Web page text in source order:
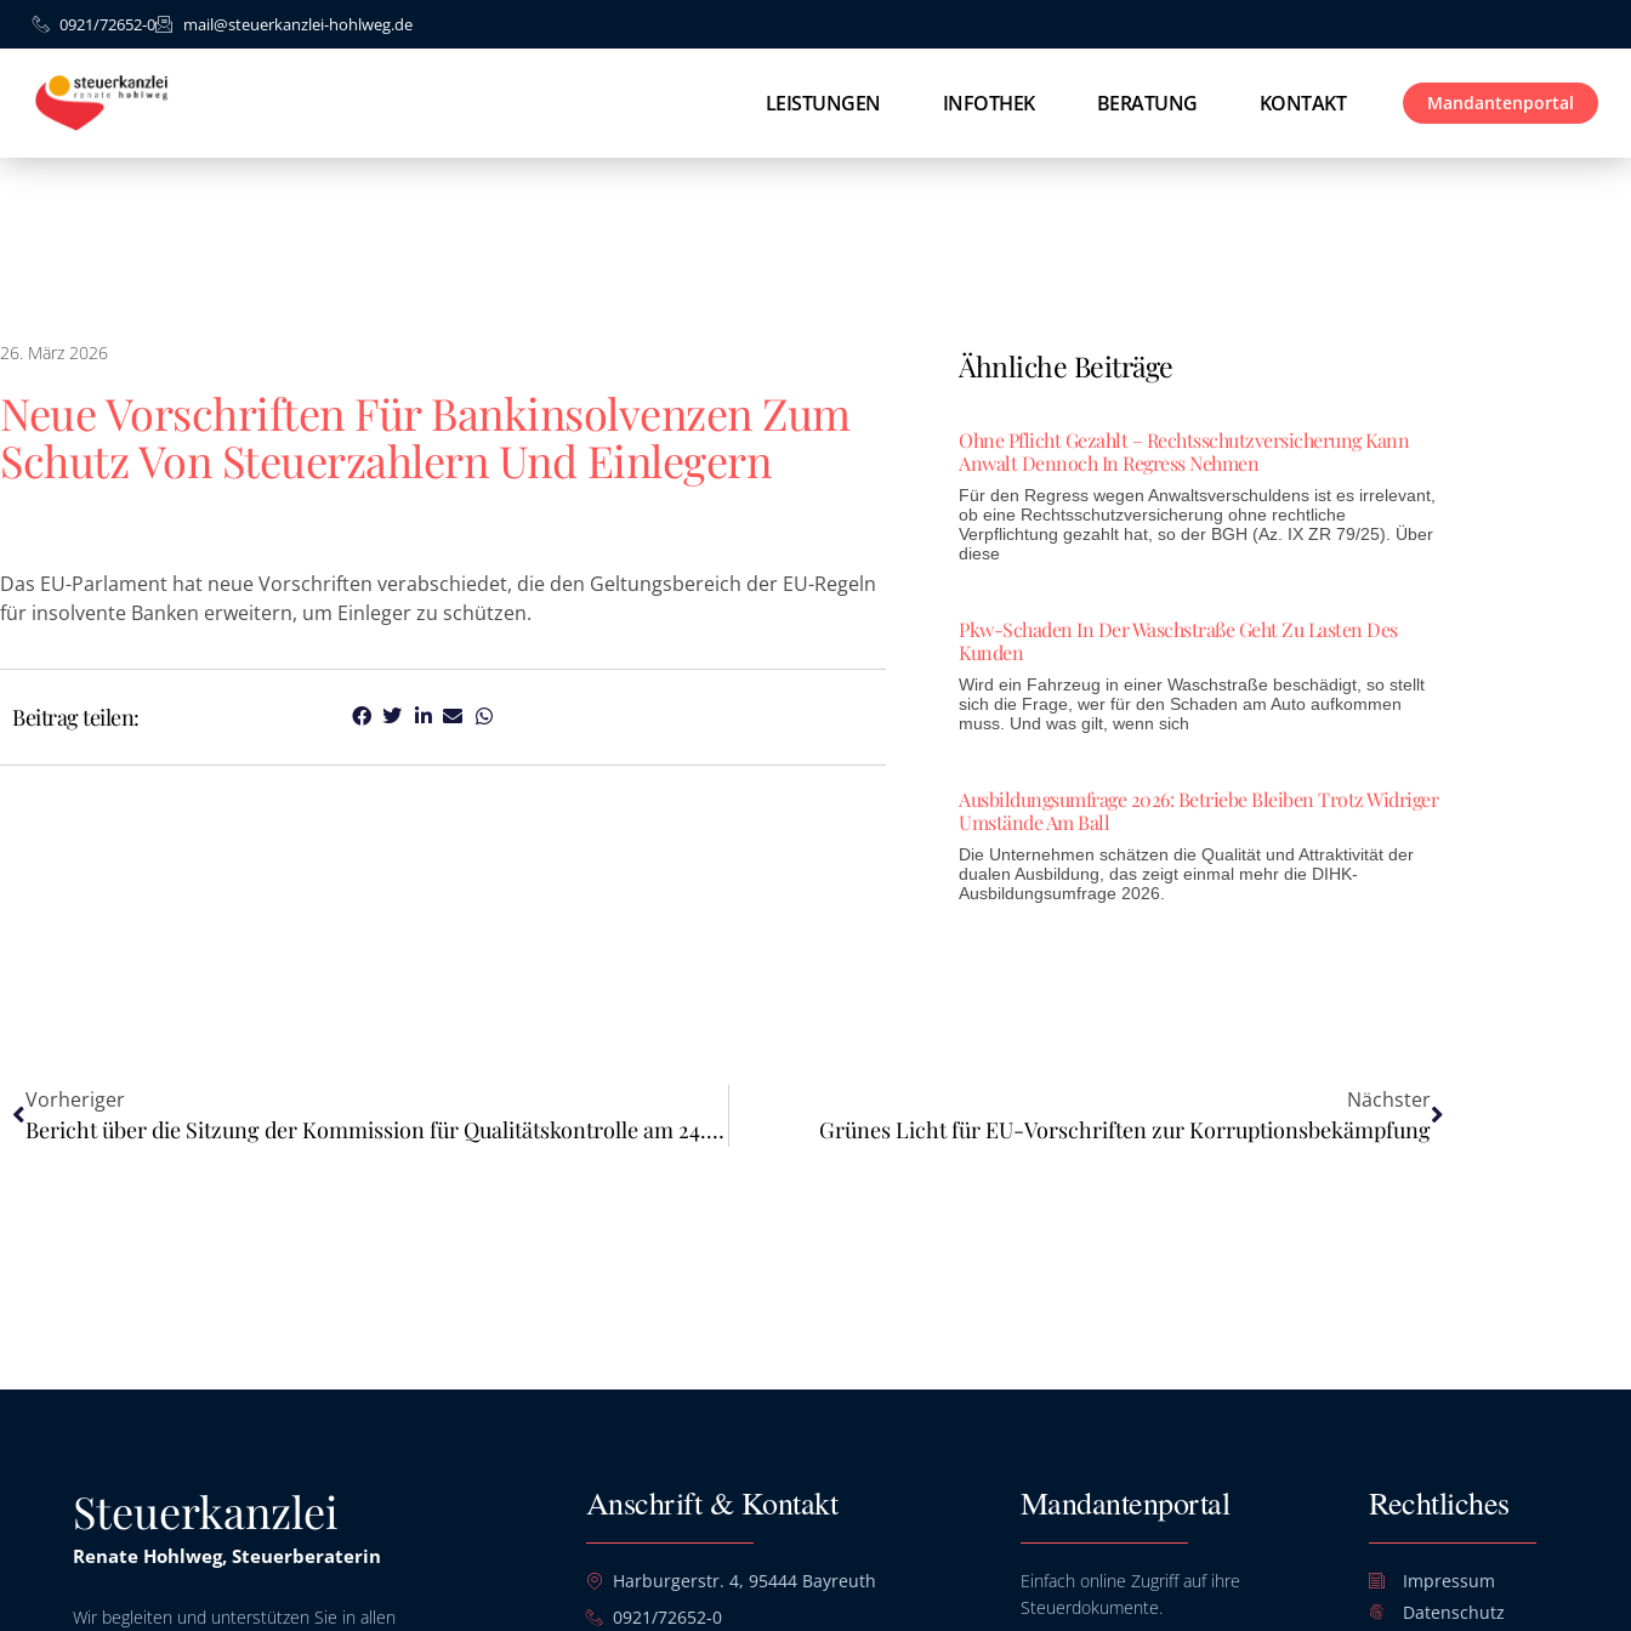
0921/72652-0 mail@steuerkanzlei-hohlweg.de
LEISTUNGEN INFOTHEK BERATUNG KONTAKT Mandantenportal
26. März 2026
Neue Vorschriften Für Bankinsolvenzen Zum
Schutz Von Steuerzahlern Und Einlegern
Das EU-Parlament hat neue Vorschriften verabschiedet, die den Geltungsbereich der EU-Regeln
für insolvente Banken erweitern, um Einleger zu schützen.
Beitrag teilen:
Ähnliche Beiträge
Ohne Pflicht Gezahlt – Rechtsschutzversicherung Kann
Anwalt Dennoch In Regress Nehmen
Für den Regress wegen Anwaltsverschuldens ist es irrelevant,
ob eine Rechtsschutzversicherung ohne rechtliche
Verpflichtung gezahlt hat, so der BGH (Az. IX ZR 79/25). Über
diese
Pkw-Schaden In Der Waschstraße Geht Zu Lasten Des
Kunden
Wird ein Fahrzeug in einer Waschstraße beschädigt, so stellt
sich die Frage, wer für den Schaden am Auto aufkommen
muss. Und was gilt, wenn sich
Ausbildungsumfrage 2026: Betriebe Bleiben Trotz Widriger
Umstände Am Ball
Die Unternehmen schätzen die Qualität und Attraktivität der
dualen Ausbildung, das zeigt einmal mehr die DIHK-
Ausbildungsumfrage 2026.
Vorheriger
Bericht über die Sitzung der Kommission für Qualitätskontrolle am 24. März 2026
Nächster
Grünes Licht für EU-Vorschriften zur Korruptionsbekämpfung
Steuerkanzlei
Renate Hohlweg, Steuerberaterin
Wir begleiten und unterstützen Sie in allen
Anschrift & Kontakt
Harburgerstr. 4, 95444 Bayreuth
0921/72652-0
Mandantenportal
Einfach online Zugriff auf ihre
Steuerdokumente.
Rechtliches
Impressum
Datenschutz